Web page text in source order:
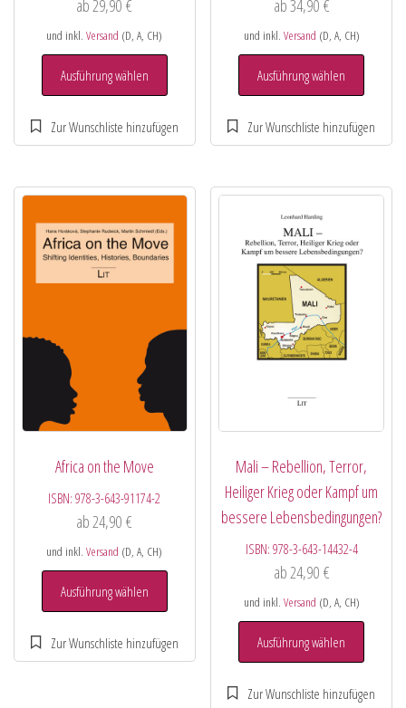
ab 29,90€
und inkl.Versand (D, A, CH)
Ausführung wählen
ab34,90 €
und inkl. Versand (D, A, CH)
Ausführung wählen
Africa on the Move
ISBN:978-3-643-91174-2
ab24,90€
und inkl.Versand (D, A, CH)
Ausführung wählen
Mali – Rebellion, Terror,
Heiliger Krieg oder Kampf um
bessere Lebensbedingungen?
ISBN: 978-3-643-14432-4
ab24,90 €
und inkl. Versand (D, A, CH)
Ausführung wählen